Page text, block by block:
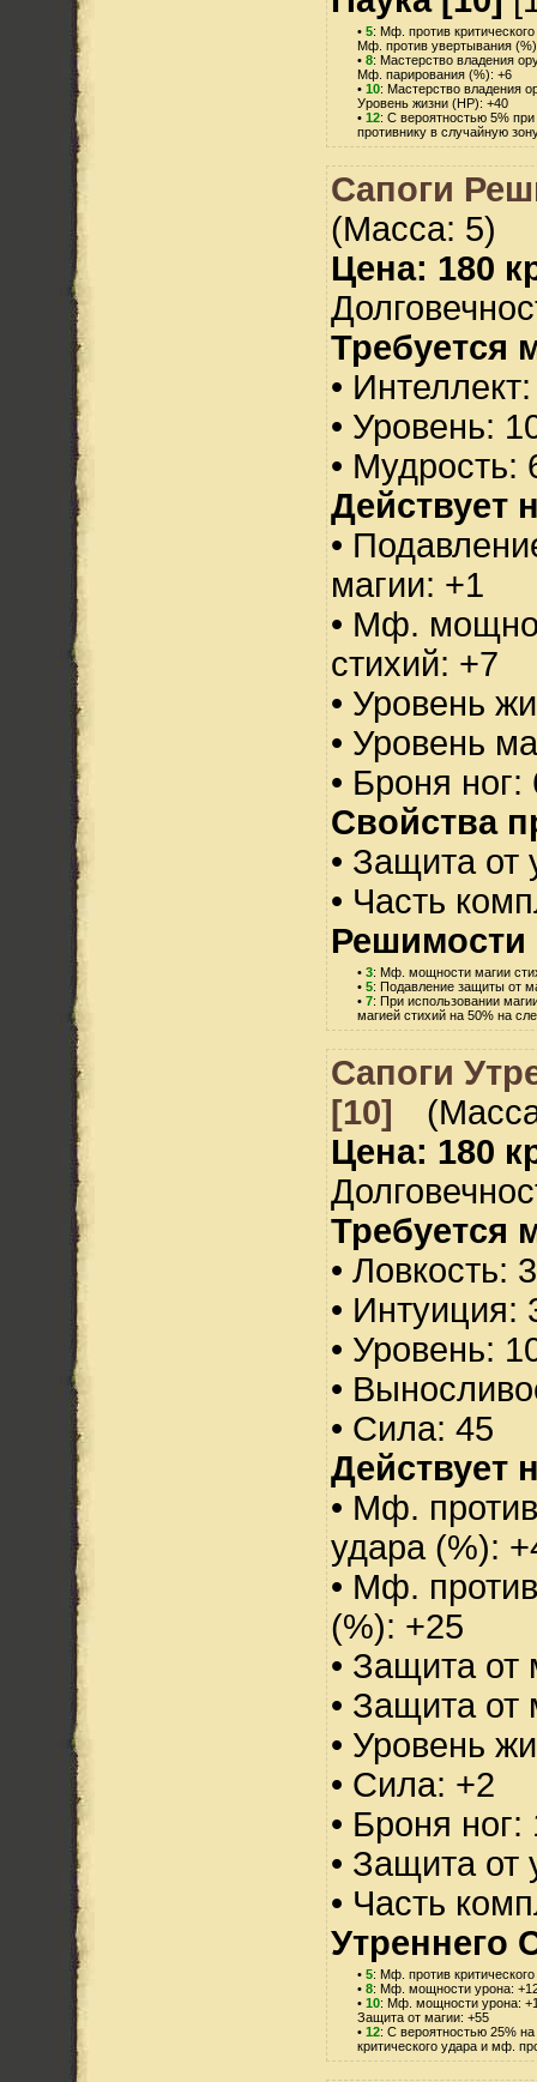
• 5: Мф. против
Мф. против увертывания
• 8: Мастерство владения
Мф. парирования (%): +6
• 10: Мастерство владения
Уровень жизни (HP): +40
• 12: С вероятностью 5%
противнику в случайную
Сапоги
(Масса: 5)
Цена: 180
Требуется
•
• Уровень:
• Мудрость:
Действует
•
магии: +1
• Мф.
стихий: +7
• Уровень
• Уровень
• Броня
Свойства
• Защита от
• Часть
Решимости
• 3: Мф. мощности магии
• 5: Подавление защиты от
• 7: При использовании
магией стихий на 50% на
Сапоги
[10]
Цена: 180
Требуется
• Ловкость:
• Интуиция:
• Уровень:
•
• Сила: 45
Действует
• Мф.
удара (%):
• Мф.
(%): +25
• Защита от
• Защита от
• Уровень
• Сила: +2
• Броня
• Защита от
• Часть
Утреннего
• 5: Мф. против
• 8: Мф. мощности урона:
• 10: Мф. мощности урона:
Защита от магии: +55
• 12: С вероятностью 25%
критического удара и мф.